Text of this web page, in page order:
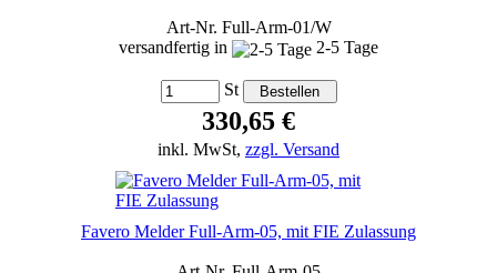
Art-Nr. Full-Arm-01/W
versandfertig in
2-5 Tage
St
330,65 €
inkl. MwSt, zzgl. Versand
Favero Melder Full-Arm-05, mit FIE Zulassung